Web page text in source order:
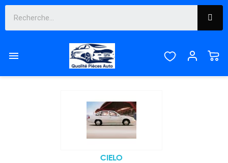

DAEWOO
Sous-catégories
CIELO